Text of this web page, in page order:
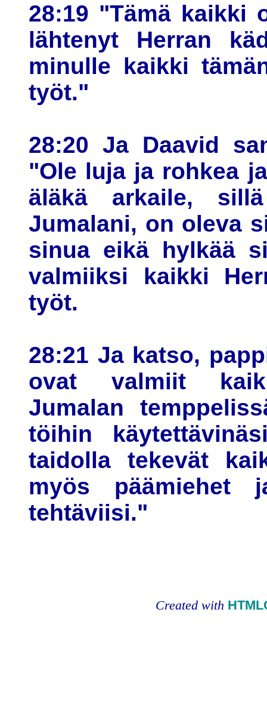
28:19 "Tämä kaikki
lähtenyt Herran
minulle kaikki
työt."
28:20 Ja Daavid
"Ole luja ja rohkea
äläkä arkaile,
Jumalani, on oleva
sinua eikä hylkää
valmiiksi kaikki
työt.
28:21 Ja katso,
ovat valmiit
Jumalan
töihin
taidolla tekevät
myös päämiehet
tehtäviisi."
Created with